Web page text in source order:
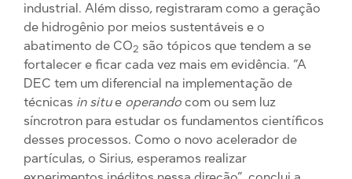
industrial. Além disso, registraram como a geração
de hidrogênio por meios sustentáveis e o
abatimento de CO2 são tópicos que tendem a se
fortalecer e ficar cada vez mais em evidência. “A
DEC tem um diferencial na implementação de
técnicas in situe operando com ou sem luz
síncrotron para estudar os fundamentos científicos
desses processos. Como o novo acelerador de
partículas, o Sirius, esperamos realizar